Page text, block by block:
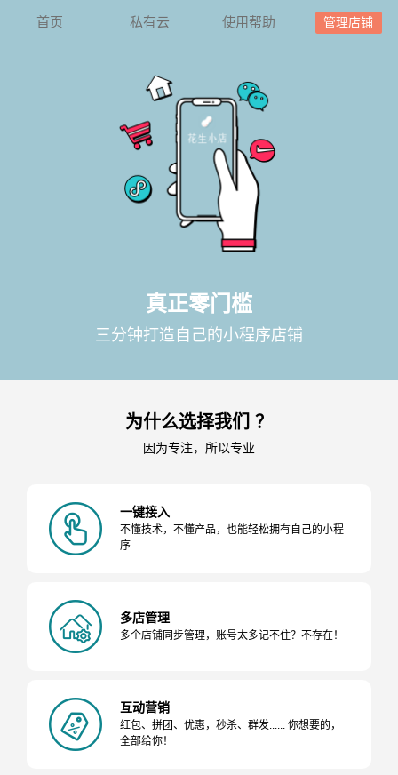
首页 私有云 使用帮助 管理店铺
真正零门槛
三分钟打造自己的小程序店铺
为什么选择我们 ？
因为专注，所以专业
一键接入
不懂技术，不懂产品，也能轻松拥有自己的小程
序
多店管理
多个店铺同步管理，账号太多记不住？不存在！
互动营销
红包、拼团、优惠，秒杀、群发...... 你想要的，
全部给你！